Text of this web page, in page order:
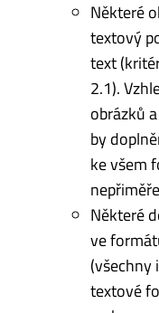
Některé
textový
text
2.1).
obrázků
by
ke všem
Některé
ve
(všechny
textové